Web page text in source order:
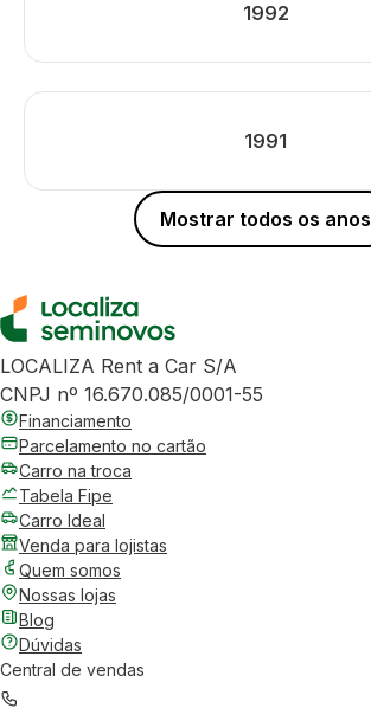
1992
1991
Mostrar todos os anos
LOCALIZA Rent a Car S/A
CNPJ nº 16.670.085/0001-55
Financiamento
Parcelamento no cartão
Carro na troca
Tabela Fipe
Carro Ideal
Venda para lojistas
Quem somos
Nossas lojas
Blog
Dúvidas
Central de vendas